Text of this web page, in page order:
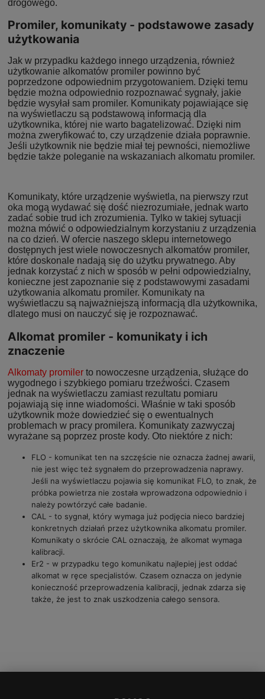
drogowego.
Promiler, komunikaty - podstawowe zasady
użytkowania
Jak w przypadku każdego innego urządzenia, również
użytkowanie alkomatów promiler powinno być
poprzedzone odpowiednim przygotowaniem. Dzięki temu
będzie można odpowiednio rozpoznawać sygnały, jakie
będzie wysyłał sam promiler. Komunikaty pojawiające się
na wyświetlaczu są podstawową informacją dla
użytkownika, której nie warto bagatelizować. Dzięki nim
można zweryfikować to, czy urządzenie działa poprawnie.
Jeśli użytkownik nie będzie miał tej pewności, niemożliwe
będzie także poleganie na wskazaniach alkomatu promiler.
Komunikaty, które urządzenie wyświetla, na pierwszy rzut
oka mogą wydawać się dość niezrozumiałe, jednak warto
zadać sobie trud ich zrozumienia. Tylko w takiej sytuacji
można mówić o odpowiedzialnym korzystaniu z urządzenia
na co dzień. W ofercie naszego sklepu internetowego
dostępnych jest wiele nowoczesnych alkomatów promiler,
które doskonale nadają się do użytku prywatnego. Aby
jednak korzystać z nich w sposób w pełni odpowiedzialny,
konieczne jest zapoznanie się z podstawowymi zasadami
użytkowania alkomatu promiler. Komunikaty na
wyświetlaczu są najważniejszą informacją dla użytkownika,
dlatego musi on nauczyć się je rozpoznawać.
Alkomat promiler - komunikaty i ich
znaczenie
Alkomaty promiler to nowoczesne urządzenia, służące do
wygodnego i szybkiego pomiaru trzeźwości. Czasem
jednak na wyświetlaczu zamiast rezultatu pomiaru
pojawiają się inne wiadomości. Właśnie w taki sposób
użytkownik może dowiedzieć się o ewentualnych
problemach w pracy promilera. Komunikaty zazwyczaj
wyrażane są poprzez proste kody. Oto niektóre z nich:
FLO - komunikat ten na szczęście nie oznacza żadnej awarii,
nie jest więc też sygnałem do przeprowadzenia naprawy.
Jeśli na wyświetlaczu pojawia się komunikat FLO, to znak, że
próbka powietrza nie została wprowadzona odpowiednio i
należy powtórzyć całe badanie.
CAL - to sygnał, który wymaga już podjęcia nieco bardziej
konkretnych działań przez użytkownika alkomatu promiler.
Komunikaty o skrócie CAL oznaczają, że alkomat wymaga
kalibracji.
Er2 - w przypadku tego komunikatu najlepiej jest oddać
alkomat w ręce specjalistów. Czasem oznacza on jedynie
konieczność przeprowadzenia kalibracji, jednak zdarza się
także, że jest to znak uszkodzenia całego sensora.